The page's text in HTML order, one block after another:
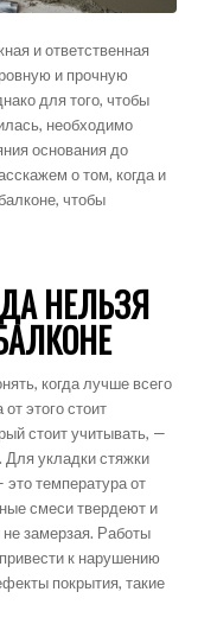
и ответственная
и прочную
для того, чтобы
необходимо
основания до
о том, когда и
чтобы
НЕЛЬЗЯ
когда лучше всего
этого стоит
стоит учитывать, —
Для укладки стяжки
температура от
смеси твердеют и
замерзая. Работы
к нарушению
покрытия, такие